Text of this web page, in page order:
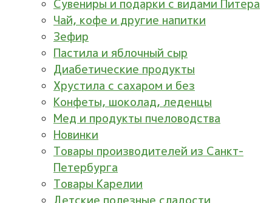
Сувениры и подарки с видами Питера
Чай, кофе и другие напитки
Зефир
Пастила и яблочный сыр
Диабетические продукты
Хрустила с сахаром и без
Конфеты, шоколад, леденцы
Мед и продукты пчеловодства
Новинки
Товары производителей из Санкт-
Петербурга
Товары Карелии